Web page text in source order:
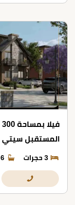
المستقبل سيتي
3 حجرات 6 حمام